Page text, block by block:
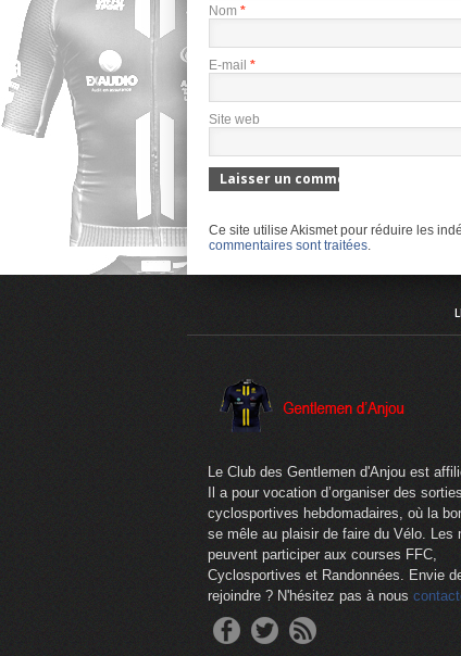
Nom *
E-mail *
Site web
Ce site utilise Akismet pour réduire les
commentaires sont traitées
Le Club des Gentlemen d'Anjou est
Il a pour vocation d’organiser des sorties
cyclosportives hebdomadaires, où la
se mêle au plaisir de faire du Vélo. Les
peuvent participer aux courses FFC,
Cyclosportives et Randonnées. Envie
rejoindre ? N'hésitez pas à nous